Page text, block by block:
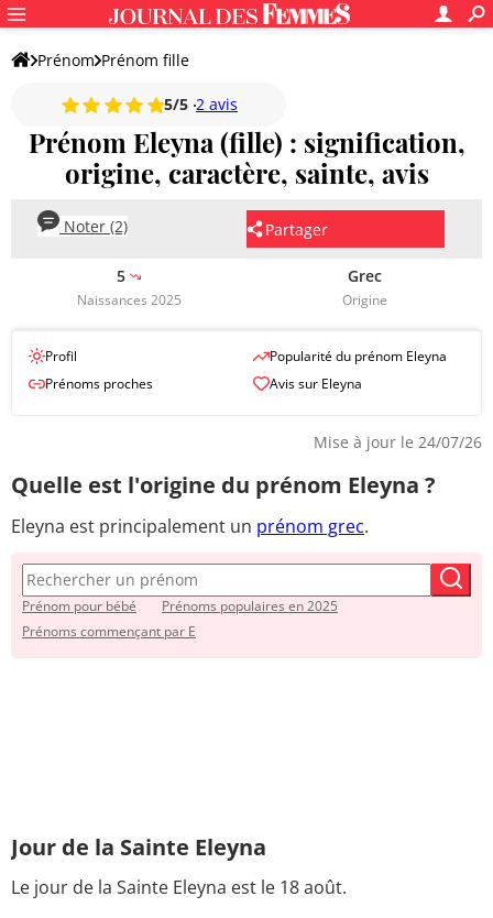
Prénom Prénom fille
5/5 2 avis
Prénom Eleyna (fille) : signification,
origine, caractère, sainte, avis
Partager
Noter (2)
5
Naissances 2025
Grec
Origine
Profil
Prénoms proches
Popularité du prénom Eleyna
Avis sur Eleyna
Mise à jour le 24/07/26
Quelle est l'origine du prénom Eleyna ?
Eleyna est principalement un prénom grec.
Prénom pour bébé
Prénoms populaires en 2025
Prénoms commençant par E
Jour de la Sainte Eleyna
Le jour de la Sainte Eleyna est le 18 août.